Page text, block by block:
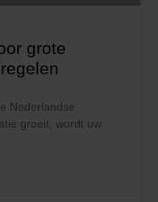
grote
Nederlandse
groeit, wordt uw